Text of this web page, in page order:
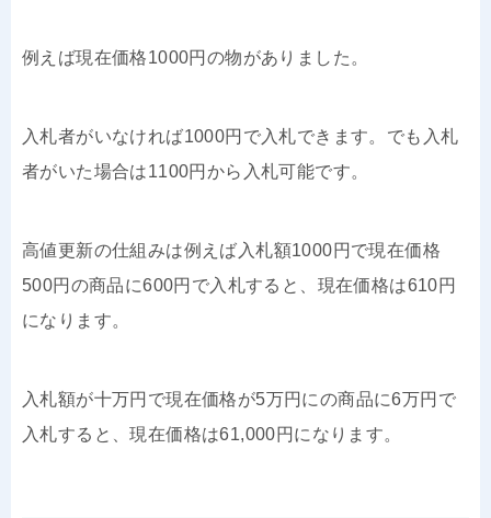
例えば現在価格1000円の物がありました。
入札者がいなければ1000円で入札できます。でも入札
者がいた場合は1100円から入札可能です。
高値更新の仕組みは例えば入札額1000円で現在価格
500円の商品に600円で入札すると、現在価格は610円
になります。
入札額が十万円で現在価格が5万円にの商品に6万円で
入札すると、現在価格は61,000円になります。